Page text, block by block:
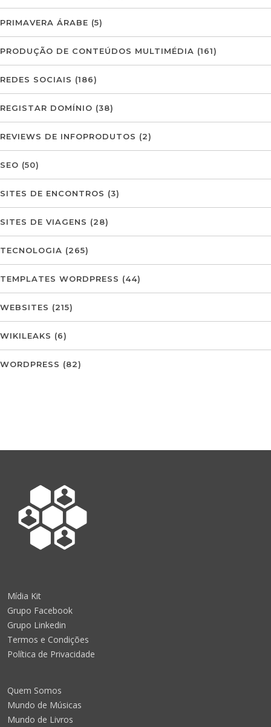
PRIMAVERA ÁRABE (5)
PRODUÇÃO DE CONTEÚDOS MULTIMÉDIA (161)
REDES SOCIAIS (186)
REGISTAR DOMÍNIO (38)
REVIEWS DE INFOPRODUTOS (2)
SEO (50)
SITES DE ENCONTROS (3)
SITES DE VIAGENS (28)
TECNOLOGIA (265)
TEMPLATES WORDPRESS (44)
WEBSITES (215)
WIKILEAKS (6)
WORDPRESS (82)
Mídia Kit
Grupo Facebook
Grupo Linkedin
Termos e Condições
Política de Privacidade
Quem Somos
Mundo de Músicas
Mundo de Livros